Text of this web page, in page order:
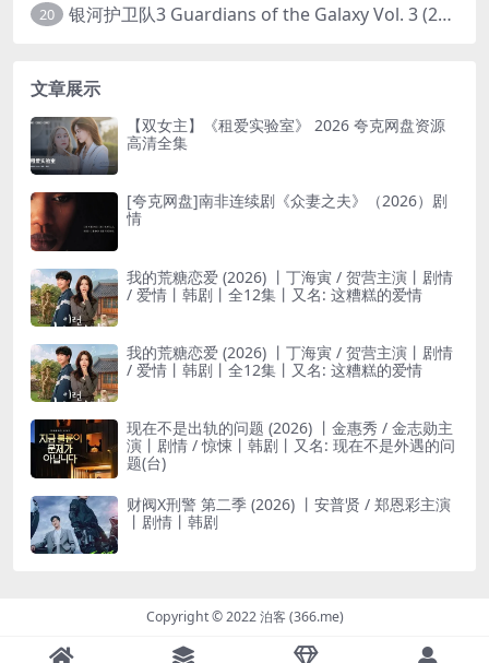
20 银河护卫队3 Guardians of the Galaxy Vol. 3 (2023)4K高清资源1080p只分享精品
文章展示
【双女主】《租爱实验室》 2026 夸克网盘资源
高清全集
[夸克网盘]南非连续剧《众妻之夫》（2026）剧
情
我的荒糖恋爱 (2026) 丨丁海寅 / 贺营主演丨剧情
/ 爱情丨韩剧丨全12集丨又名: 这糟糕的爱情
我的荒糖恋爱 (2026) 丨丁海寅 / 贺营主演丨剧情
/ 爱情丨韩剧丨全12集丨又名: 这糟糕的爱情
现在不是出轨的问题 (2026) 丨金惠秀 / 金志勋主
演丨剧情 / 惊悚丨韩剧丨又名: 现在不是外遇的问
题(台)
财阀X刑警 第二季 (2026) 丨安普贤 / 郑恩彩主演
丨剧情丨韩剧
Copyright © 2022 泊客 (366.me)